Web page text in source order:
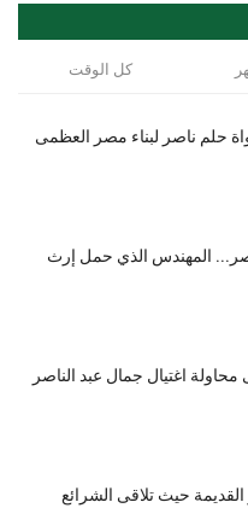
كل الوقت
حلم ناصر لبناء مصر العظمى
المهندس الذي حمل إرث
اغتيال جمال عبد الناصر
حيث تلاقى الشرائع